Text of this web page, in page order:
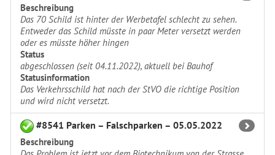
Beschreibung
Das 70 Schild ist hinter der Werbetafel schlecht zu sehen.
Entweder das Schild müsste in paar Meter versetzt werden
oder es müsste höher hingen
Status
abgeschlossen (seit 04.11.2022), aktuell bei Bauhof
Statusinformation
Das Verkehrsschild hat nach der StVO die richtige Position
und wird nicht versetzt.
#8541 Parken – Falschparken – 05.05.2022
Beschreibung